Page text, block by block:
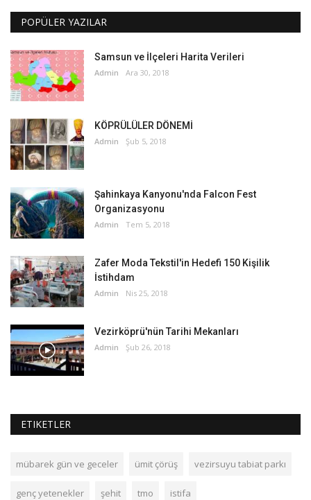
POPÜLER YAZILAR
Samsun ve İlçeleri Harita Verileri
Admin Ara 30, 2018
KÖPRÜLÜLER DÖNEMİ
Admin Şub 5, 2018
Şahinkaya Kanyonu'nda Falcon Fest
Organizasyonu
Admin Tem 5, 2018
Zafer Moda Tekstil'in Hedefi 150 Kişilik
İstihdam
Admin Nis 25, 2018
Vezirköprü'nün Tarihi Mekanları
Admin Şub 26, 2018
ETIKETLER
mübarek gün ve geceler ümit çörüş vezirsuyu tabiat parkı
genç yetenekler şehit tmo istifa